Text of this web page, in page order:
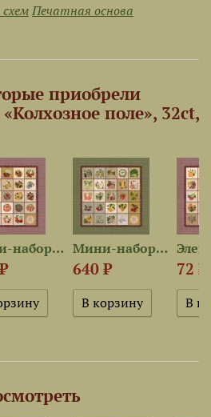
Печатная основа
приобрели
поле», 32ct,
Мини-наборы серии... Мини-набор серии «Овощная...
640 ₽ 72 ₽